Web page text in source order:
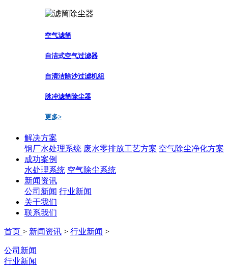
空气滤筒
自洁式空气过滤器
自清洁除沙过滤机组
脉冲滤筒除尘器
更多>
解决方案
钢厂水处理系统 废水零排放工艺方案 空气除尘净化方案
成功案例
水处理系统 空气除尘系统
新闻资讯
公司新闻 行业新闻
关于我们
联系我们
首页 > 新闻资讯 > 行业新闻 >
公司新闻
行业新闻